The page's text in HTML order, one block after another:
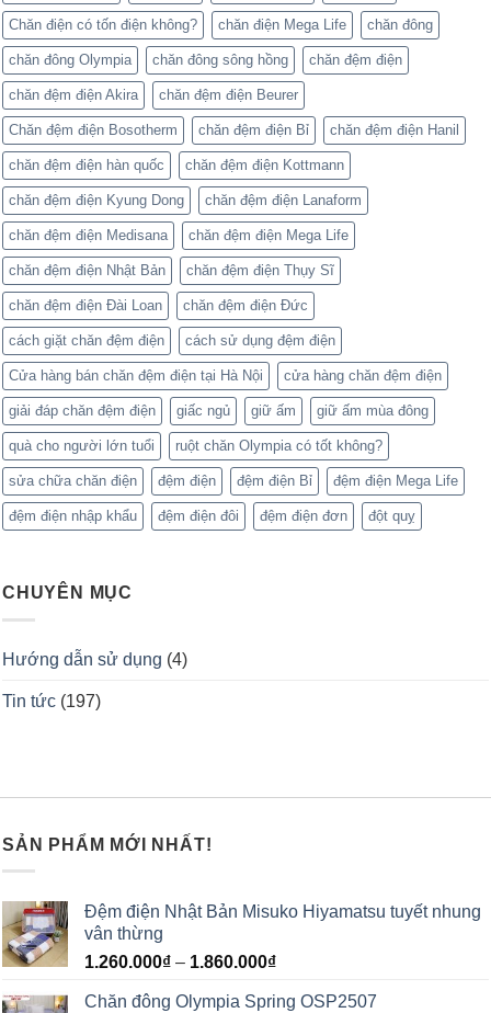
Chăn điện có tốn điện không? chăn điện Mega Life chăn đông
chăn đông Olympia chăn đông sông hồng chăn đệm điện
chăn đệm điện Akira chăn đệm điện Beurer
Chăn đệm điện Bosotherm chăn đệm điện Bỉ chăn đệm điện Hanil
chăn đệm điện hàn quốc chăn đệm điện Kottmann
chăn đệm điện Kyung Dong chăn đệm điện Lanaform
chăn đệm điện Medisana chăn đệm điện Mega Life
chăn đệm điện Nhật Bản chăn đệm điện Thụy Sĩ
chăn đệm điện Đài Loan chăn đệm điện Đức
cách giặt chăn đệm điện cách sử dụng đệm điện
Cửa hàng bán chăn đệm điện tại Hà Nội cửa hàng chăn đệm điện
giải đáp chăn đệm điện giấc ngủ giữ ấm giữ ấm mùa đông
quà cho người lớn tuổi ruột chăn Olympia có tốt không?
sửa chữa chăn điện đệm điện đệm điện Bỉ đệm điện Mega Life
đệm điện nhập khẩu đệm điện đôi đệm điện đơn đột quỵ
CHUYÊN MỤC
Hướng dẫn sử dụng (4)
Tin tức (197)
SẢN PHẨM MỚI NHẤT!
Đệm điện Nhật Bản Misuko Hiyamatsu tuyết nhung
vân thừng
1.260.000₫ – 1.860.000₫
Chăn đông Olympia Spring OSP2507